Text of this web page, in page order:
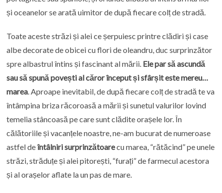
și oceanelor se arată uimitor de după fiecare colț de stradă.
Toate aceste străzi și alei ce șerpuiesc printre clădiri și case
albe decorate de obicei cu flori de oleandru, duc surprinzător
spre albastrul întins și fascinant al mării. Ele par să ascundă
sau să spună povești al căror început și sfârșit este mereu…
marea. Aproape inevitabil, de după fiecare colț de stradă te va
întâmpina briza răcoroasă a mării și sunetul valurilor lovind
temelia stâncoasă pe care sunt clădite orașele lor. În
călătoriile și vacanțele noastre, ne-am bucurat de numeroase
astfel deîntâlniri surprinzătoarecu marea, “rătăcind” pe unele
străzi, străduțe și alei pitorești, “furați” de farmecul acestora
și al orașelor aflate la un pas de mare.